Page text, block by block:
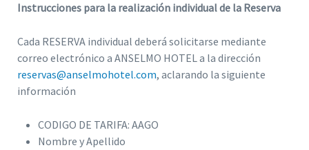
Instrucciones para la realización individual de la Reserva
Cada RESERVA individual deberá solicitarse mediante
correo electrónico a ANSELMO HOTEL a la dirección
reservas@anselmohotel.com, aclarando la siguiente
información
CODIGO DE TARIFA: AAGO
Nombre y Apellido